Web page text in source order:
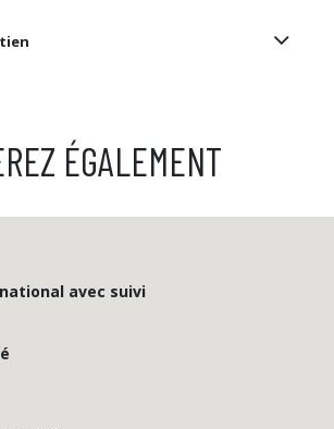
ÉGALEMENT
avec suivi